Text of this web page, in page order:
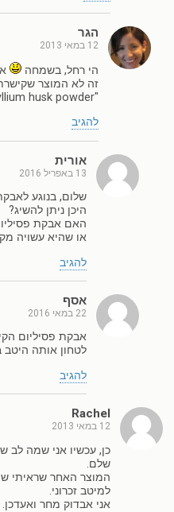
הגר
12 במאי 2013
הי רחל, בשמחה
זה לא המוצר
"psyllium husk powder"
להגיב
אורית
13 באפריל 2016
שלום, בנוגע
היכן ניתן להשיג?
האם אבקת
או שהיא עשויה
להגיב
אסף
22 במאי 2016
אבקת פסיליום
לטחון אותה
להגיב
Rachel
12 במאי 2013
כן, עכשיו אני שמה לב
שלם.
המוצר האחר שראיתי
למיטב זכרוני.
אני אבדוק מחר ואעדכן.